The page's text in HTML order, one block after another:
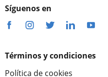
Síguenos en
Términos y condiciones
Política de cookies